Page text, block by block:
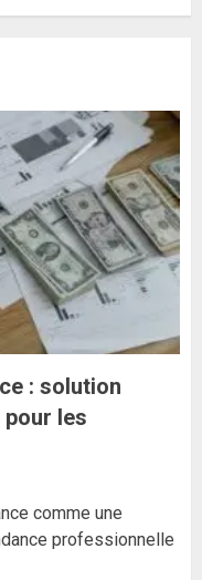
: solution
pour les
comme une
professionnelle